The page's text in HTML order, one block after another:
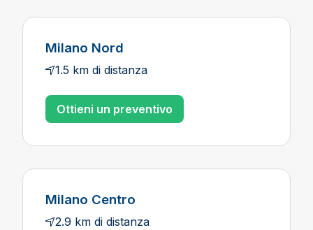
Milano Nord
1.5 km di distanza
Ottieni un preventivo
Milano Centro
2.9 km di distanza